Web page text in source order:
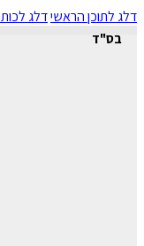
דלג לתוכן הראשידלג
בס"ד